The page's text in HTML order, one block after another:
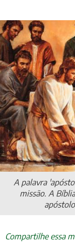
A palavra
missão. A
Compartilhe essa